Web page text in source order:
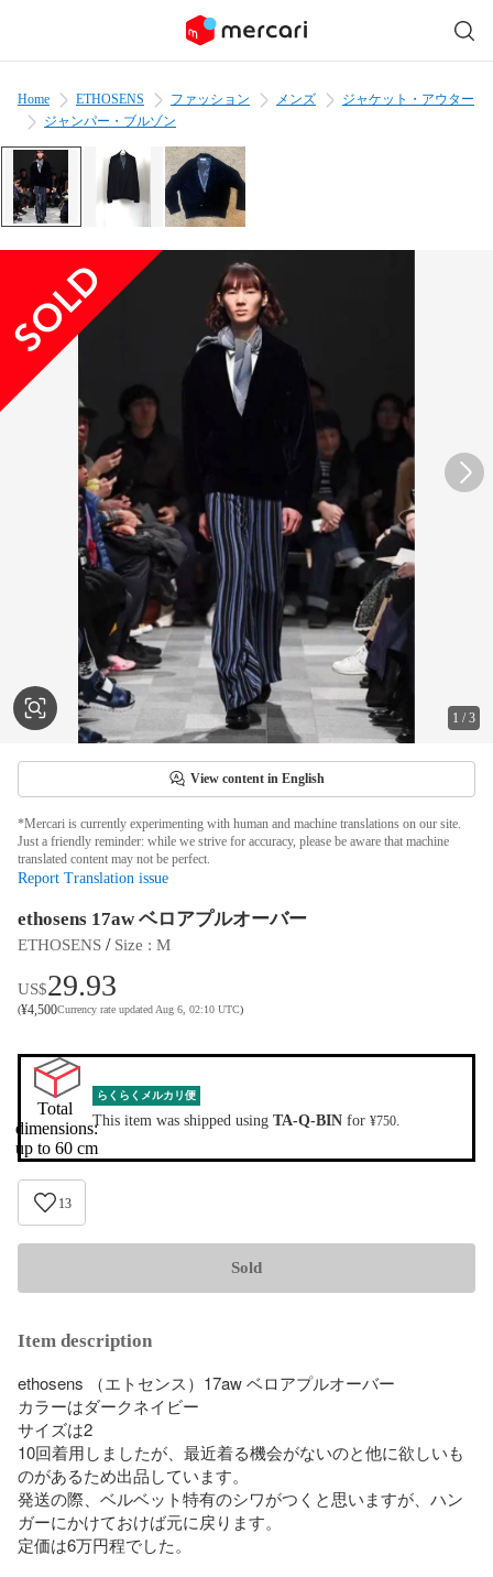
Home ETHOSENS ファッション メンズ
ジャケット・アウター
ジャンパー・ブルゾン
1 /3
View content in English
*Mercari is currently experimenting with human and machine translations on our site.
Just a friendly reminder: while we strive for accuracy, please be aware that machine
translated content may not be perfect.
Report Translation issue
ethosens 17aw ベロアプルオーバー
ETHOSENS / Size : M
US$29.93
(¥4,500Currency rate updated Aug 6, 02:10 UTC)
Total
dimensions:
up to 60 cm
らくらくメルカリ便
This item was shipped using TA-Q-BIN for ¥750.
13
Sold
Item description
ethosens （エトセンス）17aw ベロアプルオーバー
カラーはダークネイビー
サイズは2
10回着用しましたが、最近着る機会がないのと他に欲しいも
のがあるため出品しています。
発送の際、ベルベット特有のシワがつくと思いますが、ハン
ガーにかけておけば元に戻ります。
定価は6万円程でした。